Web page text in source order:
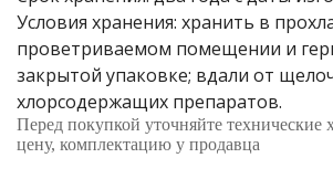
Условия хранения: хранить в
проветриваемом помещении и
закрытой упаковке; вдали от
хлорсодержащих препаратов.
Перед покупкой уточняйте технические
цену, комплектацию у продавца